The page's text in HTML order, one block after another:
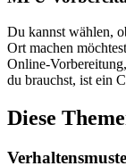
Du kannst wählen,
Ort machen
Online-
du brauchst, ist ein
Diese